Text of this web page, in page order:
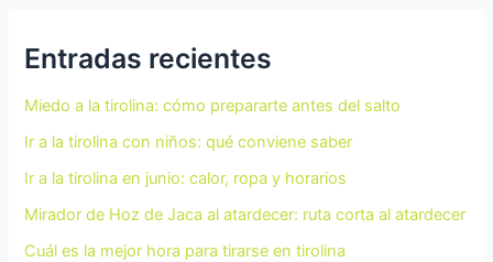
Entradas recientes
Miedo a la tirolina: cómo prepararte antes del salto
Ir a la tirolina con niños: qué conviene saber
Ir a la tirolina en junio: calor, ropa y horarios
Mirador de Hoz de Jaca al atardecer: ruta corta al atardecer
Cuál es la mejor hora para tirarse en tirolina